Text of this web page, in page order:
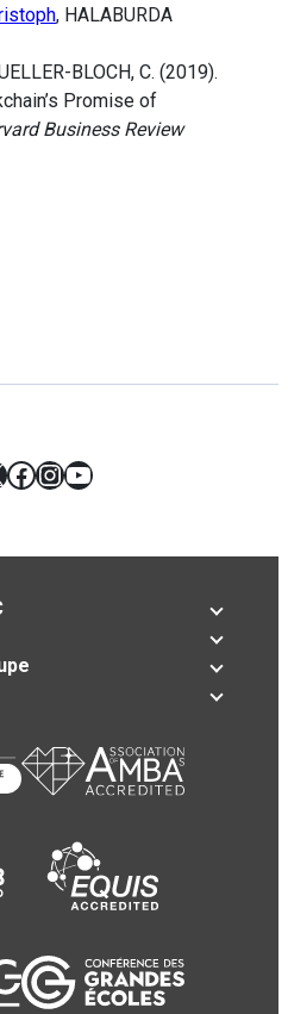
, HALABURDA
BLOCH, C. (2019).
Promise of
Business Review
Facebook
Instagram
YouTube